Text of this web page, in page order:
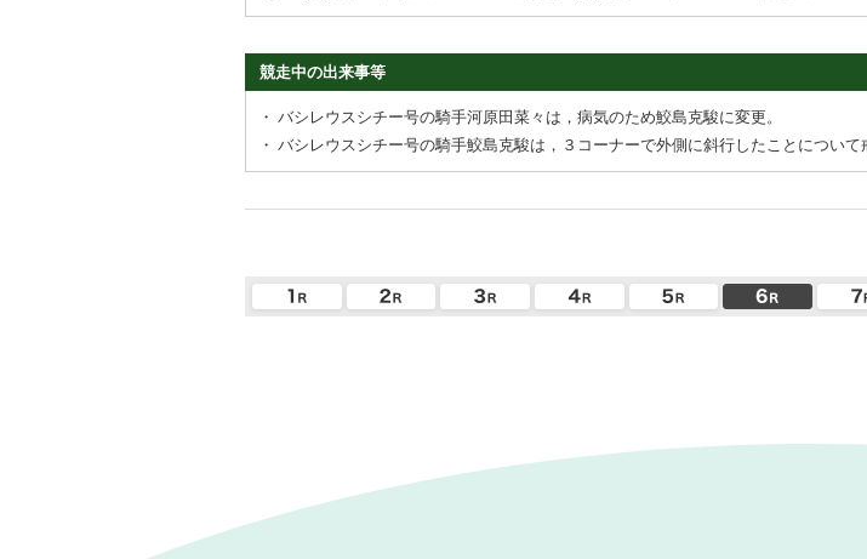
競走中の出来事等
・ バシレウスシチー号の騎手河原田菜々は，病気のため鮫島克駿に変更。
・ バシレウスシチー号の騎手鮫島克駿は，３コーナーで外側に斜行したことについて